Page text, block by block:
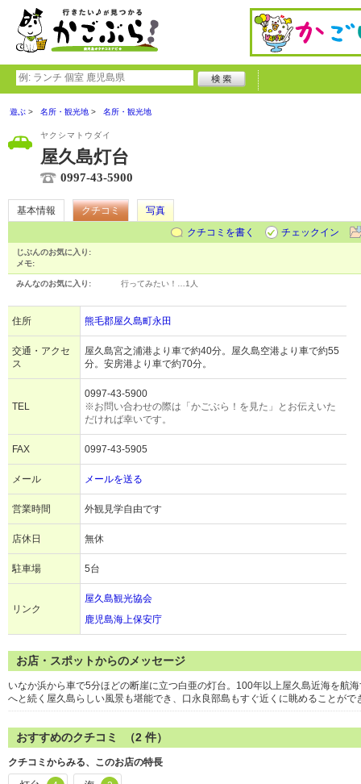
遊ぶ 名所・観光地 名所・観光地
ヤクシマトウダイ
屋久島灯台
0997-43-5900
基本情報 クチコミ
写真
クチコミを書く
チェックイン
じぶんのお気に入り:
メモ:
みんなのお気に入り: 行ってみたい！… 1人
住所 熊毛郡屋久島町永田
交通・アクセ
ス
屋久島宮之浦港より車で約40分。屋久島空港より車で約55
分。安房港より車で約70分。
TEL
0997-43-5900
※お問い合わせの際は「かごぶら！を見た」とお伝えいた
だければ幸いです。
FAX 0997-43-5905
メール メールを送る
営業時間 外観見学自由です
店休日 無休
駐車場 5台
リンク
屋久島観光協会
鹿児島海上保安庁
お店・スポットからのメッセージ
いなか浜から車で5分ほどの断崖に立つ白亜の灯台。100年以上屋久島近海を航
へと続く屋久島らしい風景も堪能でき、口永良部島もすぐ近くに眺めることが
おすすめのクチコミ （2 件）
クチコミからみる、このお店の特長